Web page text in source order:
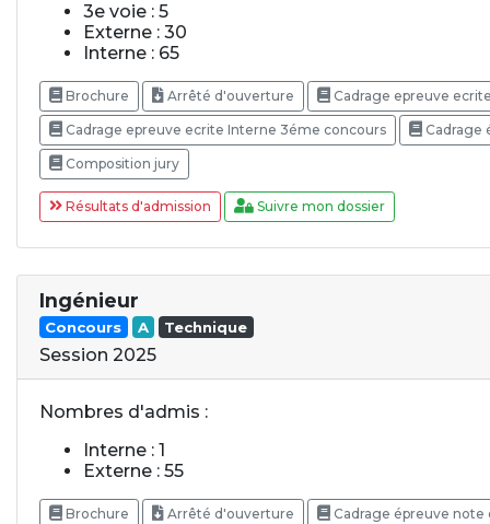
3e voie : 5
Externe : 30
Interne : 65
Brochure Arrêté d'ouverture Cadrage epreuve
Cadrage epreuve ecrite Interne 3éme concours Cadrage
Composition jury
Résultats d'admission Suivre mon dossier
Ingénieur
Concours A Technique
Session 2025
Nombres d'admis :
Interne : 1
Externe : 55
Brochure Arrêté d'ouverture Cadrage épreuve note